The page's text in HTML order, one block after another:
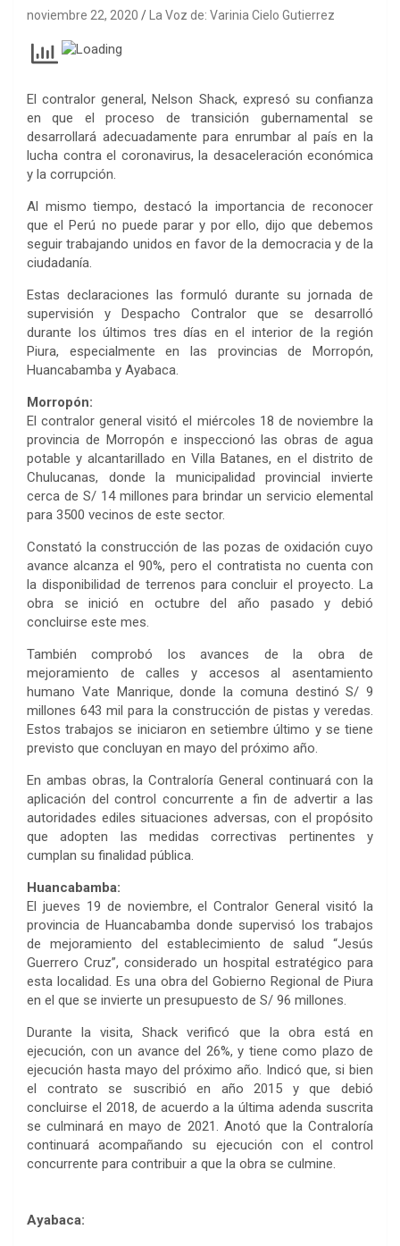
noviembre 22, 2020 La Voz de: Varinia Cielo Gutierrez
El contralor general, Nelson Shack, expresó su confianza
en que el proceso de transición gubernamental se
desarrollará adecuadamente para enrumbar al país en la
lucha contra el coronavirus, la desaceleración económica
y la corrupción.
Al mismo tiempo, destacó la importancia de reconocer
que el Perú no puede parar y por ello, dijo que debemos
seguir trabajando unidos en favor de la democracia y de la
ciudadanía.
Estas declaraciones las formuló durante su jornada de
supervisión y Despacho Contralor que se desarrolló
durante los últimos tres días en el interior de la región
Piura, especialmente en las provincias de Morropón,
Huancabamba y Ayabaca.
Morropón:
El contralor general visitó el miércoles 18 de noviembre la
provincia de Morropón e inspeccionó las obras de agua
potable y alcantarillado en Villa Batanes, en el distrito de
Chulucanas, donde la municipalidad provincial invierte
cerca de S/ 14 millones para brindar un servicio elemental
para 3500 vecinos de este sector.
Constató la construcción de las pozas de oxidación cuyo
avance alcanza el 90%, pero el contratista no cuenta con
la disponibilidad de terrenos para concluir el proyecto. La
obra se inició en octubre del año pasado y debió
concluirse este mes.
También comprobó los avances de la obra de
mejoramiento de calles y accesos al asentamiento
humano Vate Manrique, donde la comuna destinó S/ 9
millones 643 mil para la construcción de pistas y veredas.
Estos trabajos se iniciaron en setiembre último y se tiene
previsto que concluyan en mayo del próximo año.
En ambas obras, la Contraloría General continuará con la
aplicación del control concurrente a fin de advertir a las
autoridades ediles situaciones adversas, con el propósito
que adopten las medidas correctivas pertinentes y
cumplan su finalidad pública.
Huancabamba:
El jueves 19 de noviembre, el Contralor General visitó la
provincia de Huancabamba donde supervisó los trabajos
de mejoramiento del establecimiento de salud “Jesús
Guerrero Cruz”, considerado un hospital estratégico para
esta localidad. Es una obra del Gobierno Regional de Piura
en el que se invierte un presupuesto de S/ 96 millones.
Durante la visita, Shack verificó que la obra está en
ejecución, con un avance del 26%, y tiene como plazo de
ejecución hasta mayo del próximo año. Indicó que, si bien
el contrato se suscribió en año 2015 y que debió
concluirse el 2018, de acuerdo a la última adenda suscrita
se culminará en mayo de 2021. Anotó que la Contraloría
continuará acompañando su ejecución con el control
concurrente para contribuir a que la obra se culmine.
Ayabaca: